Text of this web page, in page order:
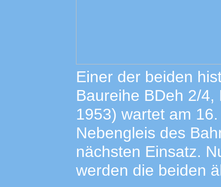
Einer der beiden
Baureihe BDeh 2/
1953) wartet am
Nebengleis des
nächsten Einsatz.
werden die beiden